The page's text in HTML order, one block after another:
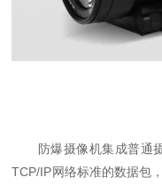
防爆摄像机集成普通摄
TCP/IP网络标准的数据包